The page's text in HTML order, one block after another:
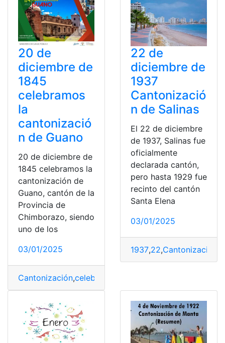
20 de
diciembre de
1845
celebramos
la
cantonizació
n de Guano
20 de diciembre de
1845 celebramos la
cantonización de
Guano, cantón de la
Provincia de
Chimborazo, siendo
uno de los
03/01/2025
Cantonización,celebramos
22 de
diciembre de
1937
Cantonizació
n de Salinas
El 22 de diciembre
de 1937, Salinas fue
oficialmente
declarada cantón,
pero hasta 1929 fue
recinto del cantón
Santa Elena
03/01/2025
1937,22,Cantonización